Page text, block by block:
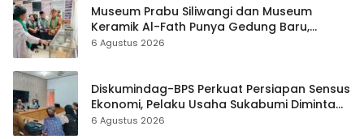
Museum Prabu Siliwangi dan Museum
Keramik Al-Fath Punya Gedung Baru,
Hampir 500 Koleksi Dipisahkan
6 Agustus 2026
Diskumindag-BPS Perkuat Persiapan Sensus
Ekonomi, Pelaku Usaha Sukabumi Diminta
Terbuka Beri Data
6 Agustus 2026